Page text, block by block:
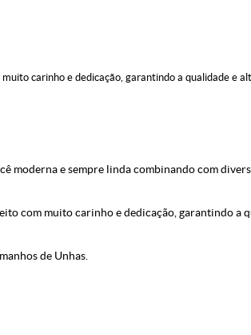
carinho e dedicação, garantindo a qualidade e
moderna e sempre linda combinando com
com muito carinho e dedicação, garantindo a
de Unhas.